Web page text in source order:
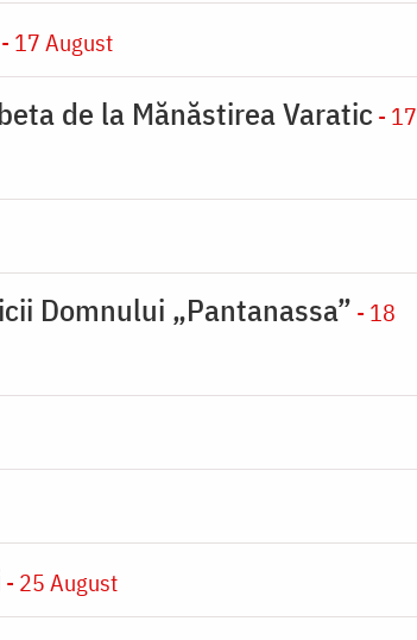
- 17 August
de la Mănăstirea Varatic - 17
Domnului „Pantanassa” - 18
- 25 August